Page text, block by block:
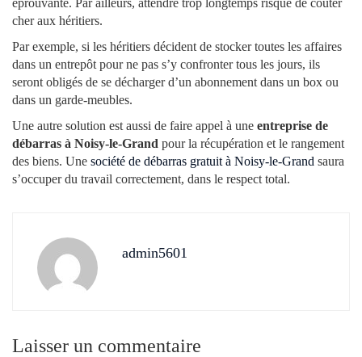
cher aux héritiers.
Par exemple, si les héritiers décident de stocker toutes les affaires
dans un entrepôt pour ne pas s’y confronter tous les jours, ils
seront obligés de se décharger d’un abonnement dans un box ou
dans un garde-meubles.
Une autre solution est aussi de faire appel à une entreprise de
débarras à Noisy-le-Grand pour la récupération et le rangement
des biens. Une société de débarras gratuit à Noisy-le-Grand saura
s’occuper du travail correctement, dans le respect total.
admin5601
Laisser un commentaire